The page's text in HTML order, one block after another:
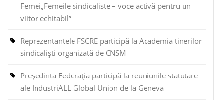
Femei„Femeile sindicaliste – voce activă pentru un
viitor echitabil”
Reprezentantele FSCRE participă la Academia tinerilor
sindicaliști organizată de CNSM
Președinta Federația participă la reuniunile statutare
ale IndustriALL Global Union de la Geneva